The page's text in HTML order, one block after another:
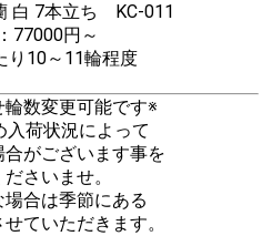
白 7本立ち KC-011
77000円～
り10～11輪程度
数変更可能です※
入荷状況によって
がございます事を
さいませ。
合は季節にある
ていただきます。